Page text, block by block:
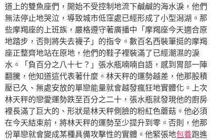
道上的雙魚座們，開始不受控制地流下鹹鹹的海水淚，他們
無法停止地哭泣，導致城市低窪處已經形成了小型潟湖。那
些摩羯座的上班族，嚴格遵守著廣播中「摩羯座今天適合原
地踏步，否則將失去襪子」的指令。數百名西裝筆挺的摩羯
座正整齊地站在原地，他們的鞋子裡裝滿了已經潮濕的淚
水。「負百分之八十七？」張水瓶喃喃自語，感到胃部一陣
翻騰，他知道這代表著什麼。林天秤的運勢越差，他那股積
壓已久、無處安放的單戀能量就會越發瘋狂地實體化。上次
林天秤的戀愛運勢跌至百分之二十，張水瓶就發現他的廚房
裡長滿了巨大的、形狀是林天秤側臉的粉紅色蘑菇。他必須
在今天結束前，將林天秤的運勢至少提升到零。否則，他那
份單戀就會變成某種具備攻擊性的實體。他緊張地包養跑進